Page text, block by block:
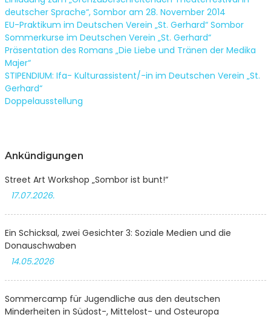
deutscher Sprache“, Sombor am 28. November 2014
EU-Praktikum im Deutschen Verein „St. Gerhard“ Sombor
Sommerkurse im Deutschen Verein „St. Gerhard“
Präsentation des Romans „Die Liebe und Tränen der Medika
Majer“
STIPENDIUM: Ifa- Kulturassistent/-in im Deutschen Verein „St.
Gerhard“
Doppelausstellung
Ankündigungen
Street Art Workshop „Sombor ist bunt!“
17.07.2026.
Ein Schicksal, zwei Gesichter 3: Soziale Medien und die
Donauschwaben
14.05.2026
Sommercamp für Jugendliche aus den deutschen
Minderheiten in Südost-, Mittelost- und Osteuropa